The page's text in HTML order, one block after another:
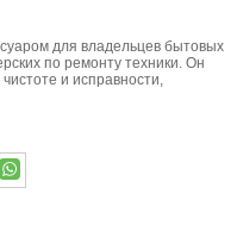
для владельцев бытовых
по ремонту техники. Он
и исправности,